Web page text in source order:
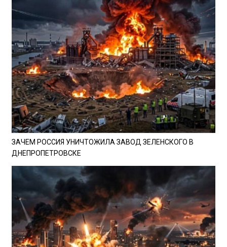
ЗАЧЕМ РОССИЯ УНИЧТОЖИЛА ЗАВОД ЗЕЛЕНСКОГО В
ДНЕПРОПЕТРОВСКЕ